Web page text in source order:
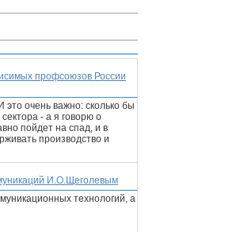
профсоюзов России
очень важно: сколько бы
- а я говорю о
пойдет на спад, и в
производство и
И.О.Щеголевым
технологий, а